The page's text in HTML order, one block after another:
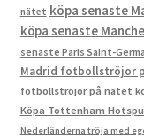
nätet köpa senaste
köpa senaste
senaste Paris Saint-
Madrid fotbollströjor
fotbollströjor på nätet
Köpa Tottenham
Nederländerna tröja med